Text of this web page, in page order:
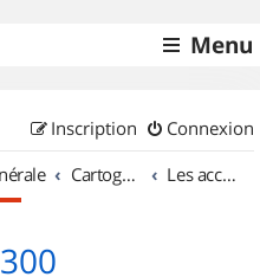
Menu
Connexion
Inscription
Cartographie et GPS Les accessoires